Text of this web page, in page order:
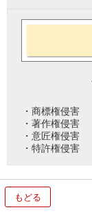
・商標権侵害
・著作権侵害
・意匠権侵害
・特許権侵害
もどる